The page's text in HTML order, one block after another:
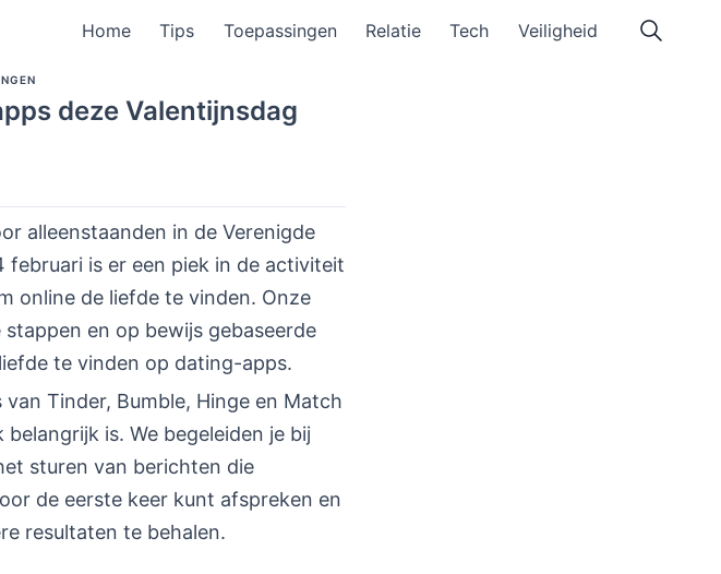
Home Tips Toepassingen Relatie Tech Veiligheid
deze Valentijnsdag
alleenstaanden in de Verenigde
is er een piek in de activiteit
online de liefde te vinden. Onze
en op bewijs gebaseerde
te vinden op dating-apps.
Tinder, Bumble, Hinge en Match
is. We begeleiden je bij
sturen van berichten die
de eerste keer kunt afspreken en
resultaten te behalen.